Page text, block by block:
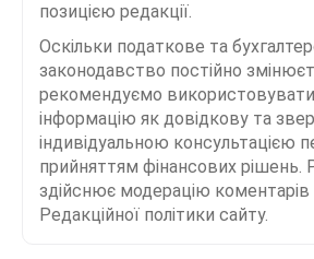
позицією редакції.
Оскільки податкове та
законодавство постійно
рекомендуємо
інформацію як довідкову та
індивідуальною консультацією
прийняттям фінансових рішень.
здійснює модерацію коментарів
Редакційної політики сайту.